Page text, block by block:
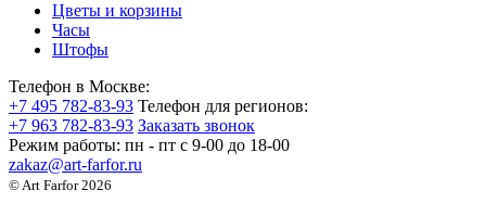
Цветы и корзины
Часы
Штофы
Телефон в Москве:
+7 495 782-83-93 Телефон для регионов:
+7 963 782-83-93 Заказать звонок
Режим работы: пн - пт c 9-00 до 18-00
zakaz@art-farfor.ru
© Art Farfor 2026